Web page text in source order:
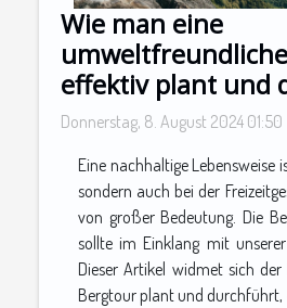
Wie man eine
effektiv plant und
Donnerstag, 8. August 2024 01:50
Eine nachhaltige Lebensweise
sondern auch bei der
von großer Bedeutung. Die
sollte im Einklang mit unserer
Dieser Artikel widmet sich
Bergtour plant und durchführt,